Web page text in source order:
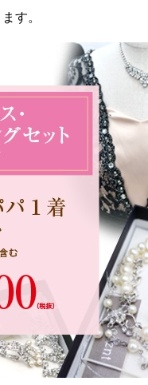
す。